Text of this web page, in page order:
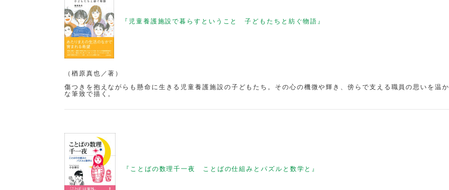
『児童養護施設で暮らすということ 子どもたちと紡ぐ物語』
（楢原真也／著）
傷つきを抱えながらも懸命に生きる児童養護施設の子どもたち。その心の機微や輝き、傍らで支える職員の思いを温か
な筆致で描く。
『ことばの数理千一夜 ことばの仕組みとパズルと数学と』